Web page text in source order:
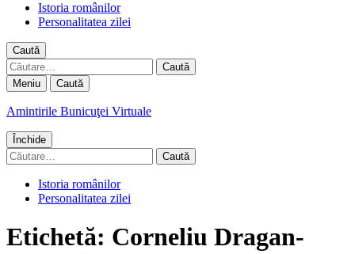
Istoria românilor
Personalitatea zilei
Caută
Caută
după:
Meniu Caută
Amintirile Bunicuţei Virtuale
Închide
Caută
după:
Istoria românilor
Personalitatea zilei
Etichetă: Corneliu Dragan-